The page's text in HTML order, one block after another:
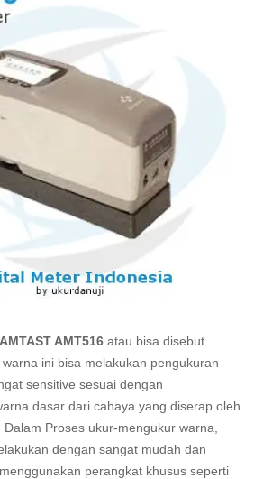
AMT516 atau bisa disebut
ini bisa melakukan pengukuran
sensitive sesuai dengan
dasar dari cahaya yang diserap oleh
Proses ukur-mengukur warna,
dengan sangat mudah dan
perangkat khusus seperti